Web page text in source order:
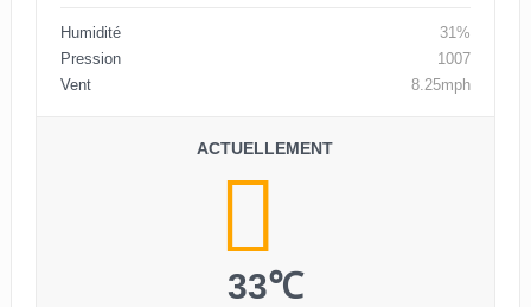
Humidité
31%
Pression
1007
Vent
8.25mph
ACTUELLEMENT
33℃